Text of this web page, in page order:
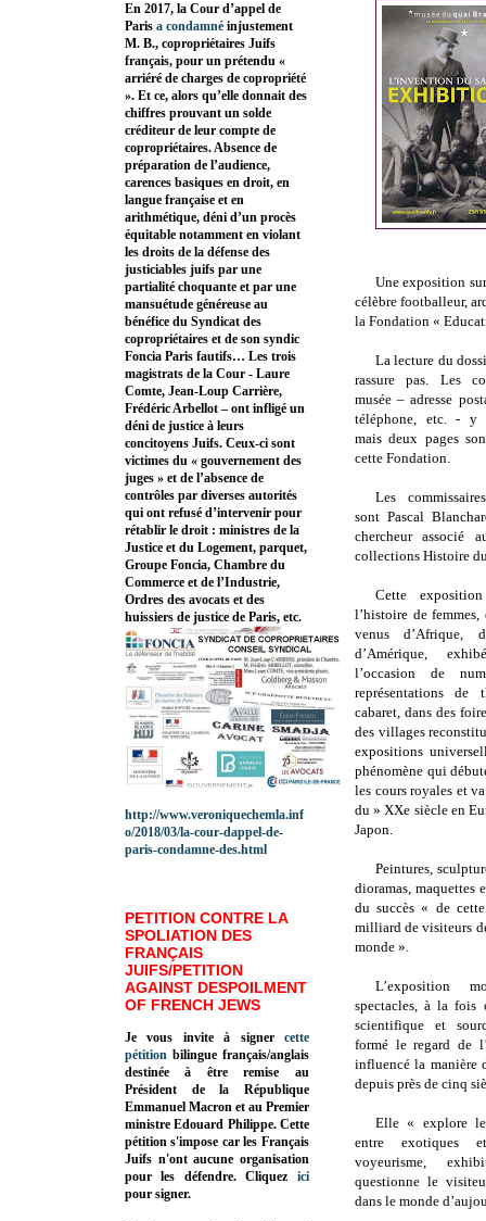
Une exposition
célèbre footballeur,
la Fondation «
La lecture du
rassure pas. Les
musée – adresse
téléphone, etc. - y
mais deux pages
cette Fondation.
Les
sont Pascal
chercheur associé
collections Histoire
Cette
l’histoire de femmes,
venus d’Afrique,
d’Amérique,
l’occasion de
représentations de
cabaret, dans des
des villages
expositions
phénomène qui
les cours royales et
du » XXe siècle en
Japon.
Peintures,
dioramas,
du succès « de
milliard de visiteurs
monde ».
L’exposition
spectacles, à la fois
scientifique et
formé le regard de
influencé la manière
depuis près de cinq
Elle « explore
entre exotiques
voyeurisme,
questionne le
dans le monde
En 2017, la Cour d’appel de
Paris a condamné injustement
M. B., copropriétaires Juifs
français, pour un prétendu «
arriéré de charges de copropriété
». Et ce, alors qu’elle donnait des
chiffres prouvant un solde
créditeur de leur compte de
copropriétaires. Absence de
préparation de l’audience,
carences basiques en droit, en
langue française et en
arithmétique, déni d’un procès
équitable notamment en violant
les droits de la défense des
justiciables juifs par une
partialité choquante et par une
mansuétude généreuse au
bénéfice du Syndicat des
copropriétaires et de son syndic
Foncia Paris fautifs… Les trois
magistrats de la Cour - Laure
Comte, Jean-Loup Carrière,
Frédéric Arbellot – ont infligé un
déni de justice à leurs
concitoyens Juifs. Ceux-ci sont
victimes du « gouvernement des
juges » et de l’absence de
contrôles par diverses autorités
qui ont refusé d’intervenir pour
rétablir le droit : ministres de la
Justice et du Logement, parquet,
Groupe Foncia, Chambre du
Commerce et de l’Industrie,
Ordres des avocats et des
huissiers de justice de Paris, etc.
http://www.veroniquechemla.inf
o/2018/03/la-cour-dappel-de-
paris-condamne-des.html
PETITION CONTRE LA
SPOLIATION DES
FRANÇAIS
JUIFS/PETITION
AGAINST DESPOILMENT
OF FRENCH JEWS
Je vous invite à signer cette
pétition bilingue français/anglais
destinée à être remise au
Président de la République
Emmanuel Macron et au Premier
ministre Edouard Philippe. Cette
pétition s'impose car les Français
Juifs n'ont aucune organisation
pour les défendre. Cliquez
ici
pour signer.